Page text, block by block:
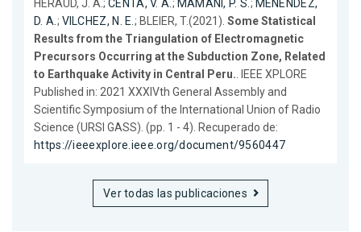
HERAUD, J. A.; CENTA, V. A. ; MAMANI, P. S. ; MENENDEZ,
D. A. ; VILCHEZ, N. E. ; BLEIER, T.(2021). Some Statistical
Results from the Triangulation of Electromagnetic
Precursors Occurring at the Subduction Zone, Related
to Earthquake Activity in Central Peru. . IEEE XPLORE
Published in: 2021 XXXIVth General Assembly and
Scientific Symposium of the International Union of Radio
Science (URSI GASS). (pp. 1 - 4). Recuperado de:
https://ieeexplore.ieee.org/document/9560447
Ver todas las publicaciones